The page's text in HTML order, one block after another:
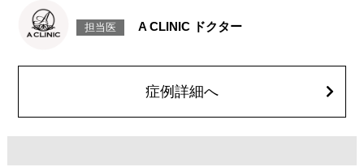
感などが術後一時的に生じることがございます。また、稀に貧血、細菌感
染症、左右差、施術箇所の知覚鈍麻、ぼこつき、硬結、瘢痕化、色素沈
顔の脂肪吸引箇所の追加 1ヶ所ごと+162,800円(税込)
オプション：笑気麻酔 3,300円(税込)
担当医 A CLINIC ドクター
症例詳細へ